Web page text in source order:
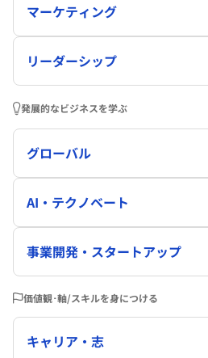
マーケティング
リーダーシップ
発展的なビジネスを学ぶ
グローバル
AI・テクノベート
事業開発・スタートアップ
価値観･軸/スキルを身につける
キャリア・志